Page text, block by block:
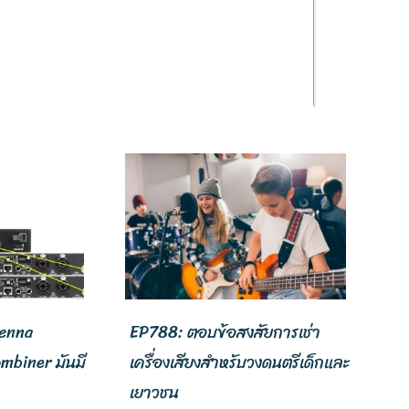
มันมี
EP788: ตอบข้อสงสัยการเช่า
เครื่องเสียงสำหรับวงดนตรีเด็กและ
เยาวชน